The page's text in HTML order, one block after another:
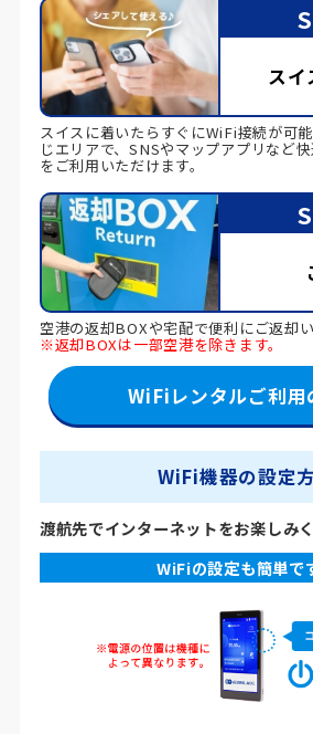
スイ
スイスに着いたらすぐにWiFi接続が可
じエリアで、SNSやマップアプリなど
をご利用いただけます。
空港の返却BOXや宅配で便利にご返却い
※返却BOXは一部空港を除きます。
WiFiレンタルご利用
WiFi機器の設定
渡航先でインターネットをお楽しみく
WiFiの設定も簡単で